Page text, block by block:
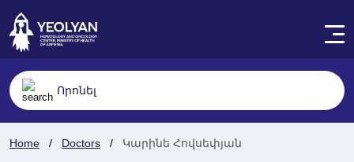
Home Doctors Կարինե Հովսեփյան